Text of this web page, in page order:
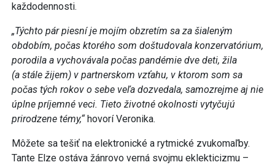
každodennosti.
„Týchto pár piesní je mojím obzretím sa za šialeným
obdobím, počas ktorého som doštudovala konzervatórium,
porodila a vychovávala počas pandémie dve deti, žila
(a stále žijem) v partnerskom vzťahu, v ktorom som sa
počas tých rokov o sebe veľa dozvedala, samozrejme aj nie
úplne príjemné veci. Tieto životné okolnosti vytyčujú
prirodzene témy,“ hovorí Veronika.
Môžete sa tešiť na elektronické a rytmické zvukomaľby.
Tante Elze ostáva žánrovo verná svojmu eklekticizmu –